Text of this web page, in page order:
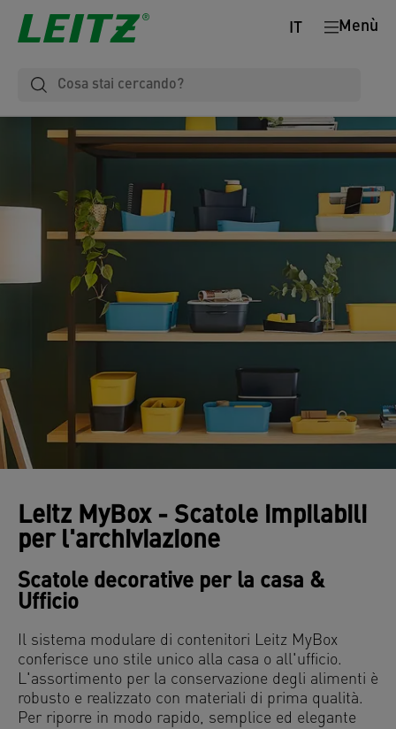
Menù
IT
Leitz MyBox - Scatole impilabili
per l'archiviazione
Scatole decorative per la casa &
Ufficio
Il sistema modulare di contenitori Leitz MyBox
conferisce uno stile unico alla casa o all'ufficio.
L'assortimento per la conservazione degli alimenti è
robusto e realizzato con materiali di prima qualità.
Per riporre in modo rapido, semplice ed elegante